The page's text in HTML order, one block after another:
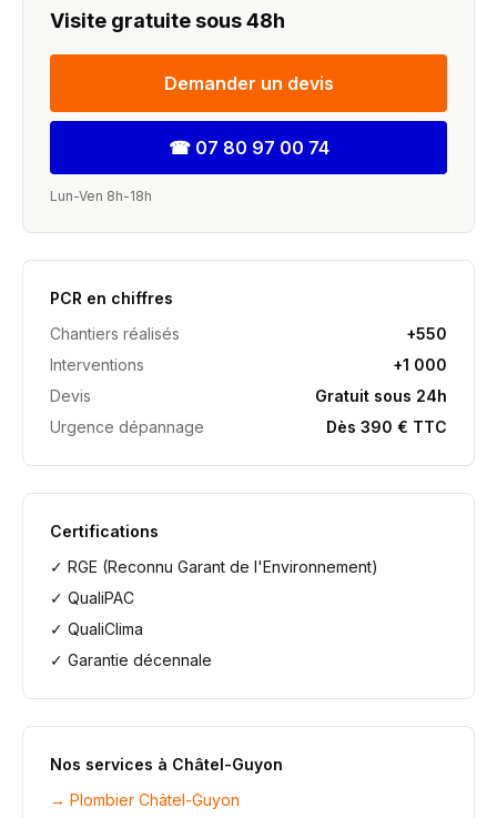
Visite gratuite sous 48h
Demander un devis
☎ 07 80 97 00 74
Lun-Ven 8h-18h
PCR en chiffres
Chantiers réalisés
+550
Interventions
+1 000
Devis
Gratuit sous 24h
Urgence dépannage
Dès 390 € TTC
Certifications
✓ RGE (Reconnu Garant de l'Environnement)
✓ QualiPAC
✓ QualiClima
✓ Garantie décennale
Nos services à Châtel-Guyon
→ Plombier Châtel-Guyon